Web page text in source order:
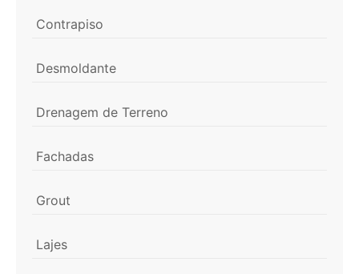
Contrapiso
Desmoldante
Drenagem de Terreno
Fachadas
Grout
Lajes